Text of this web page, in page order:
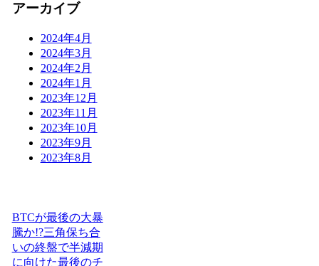
アーカイブ
2024年4月
2024年3月
2024年2月
2024年1月
2023年12月
2023年11月
2023年10月
2023年9月
2023年8月
BTCが最後の大暴
騰か!?三角保ち合
いの終盤で半減期
に向けた最後のチ